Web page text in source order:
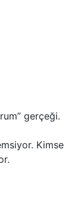
gerçeği.
Kimse